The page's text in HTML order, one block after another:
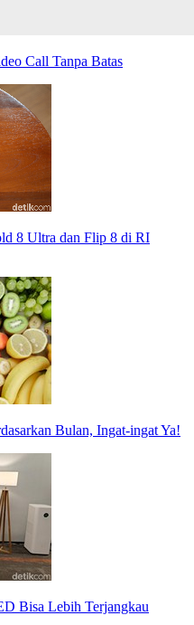
Call Tanpa Batas
8 Ultra dan Flip 8 di RI
Bulan, Ingat-ingat Ya!
Bisa Lebih Terjangkau